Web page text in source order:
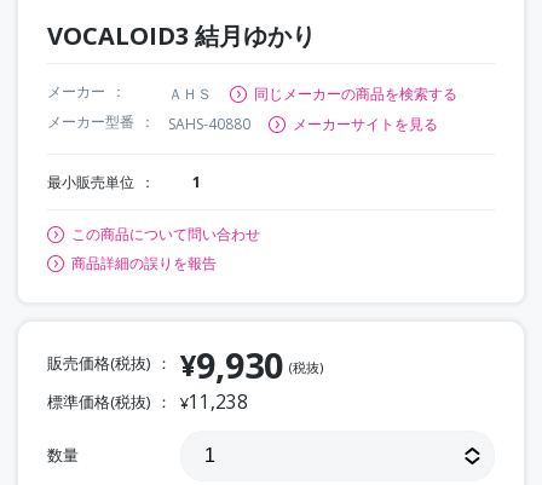
VOCALOID3 結月ゆかり
メーカー ＡＨＳ
同じメーカーの商品を検索する
メーカー型番
SAHS-40880 メーカーサイトを見る
最小販売単位 1
この商品について問い合わせ
商品詳細の誤りを報告
販売価格(税抜) ¥9,930 (税抜)
標準価格(税抜) ¥11,238
数量